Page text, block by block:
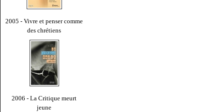
2005 - Vivre et penser comme
des chrétiens
2006 - La Critique meurt
jeune